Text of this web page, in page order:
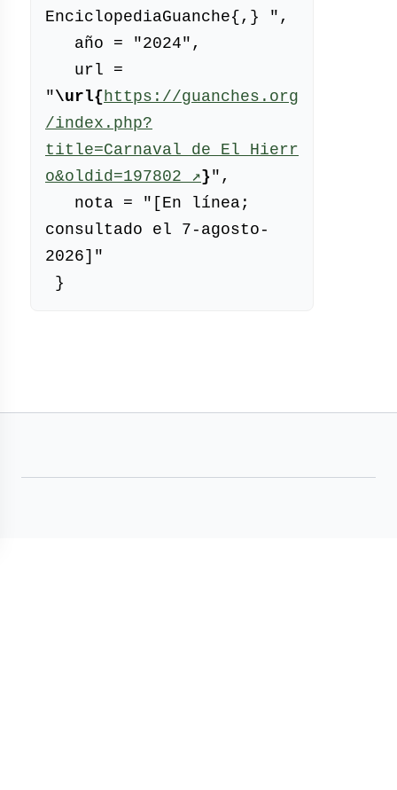
EnciclopediaGuanche{,} ",
"\url{ https://guanches.org
/index.php?
title=Carnaval_de_El_Hierr
o&oldid=197802 ↗(enlace
externo)
}",
consultado el 7-agosto-
2026]"